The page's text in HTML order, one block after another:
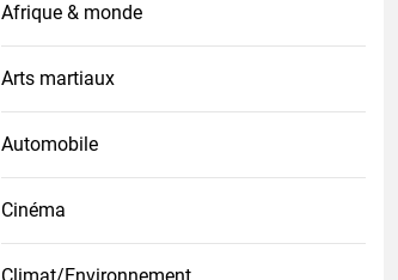
Afrique & monde
Arts martiaux
Automobile
Cinéma